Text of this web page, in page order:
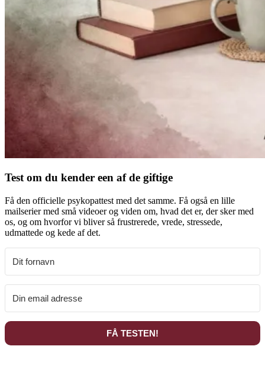
Test om du kender een af de giftige
Få den officielle psykopattest med det samme. Få også en lille
mailserier med små videoer og viden om, hvad det er, der sker med
os, og om hvorfor vi bliver så frustrerede, vrede, stressede,
udmattede og kede af det.
FÅ TESTEN!